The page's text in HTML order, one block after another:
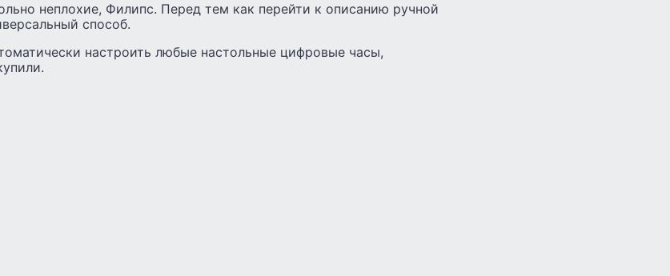
неплохие, Филипс. Перед тем как перейти к описанию ручной
способ.
настроить любые настольные цифровые часы,